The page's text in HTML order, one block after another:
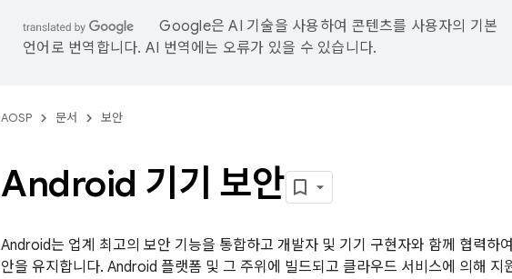
Google은 AI 기술을 사용하여 콘텐츠를 사용자의 기본
언어로 번역합니다. AI 번역에는 오류가 있을 수 있습니다.
AOSP 문서 보안
Android 기기 보안
Android는 업계 최고의 보안 기능을 통합하고 개발자 및 기기 구현자와 함께 협력하
안을 유지합니다. Android 플랫폼 및 그 주위에 빌드되고 클라우드 서비스에 의해 지